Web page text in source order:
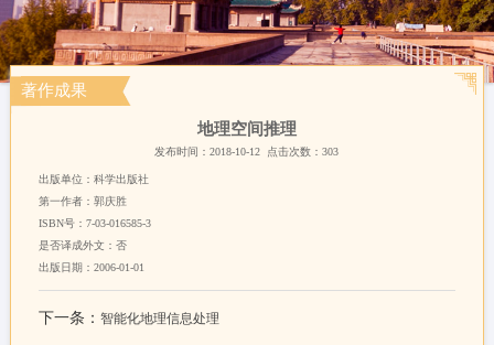
著作成果
地理空间推理
发布时间：2018-10-12 点击次数：303
出版单位： 科学出版社
第一作者： 郭庆胜
ISBN号： 7-03-016585-3
是否译成外文： 否
出版日期： 2006-01-01
下一条： 智能化地理信息处理